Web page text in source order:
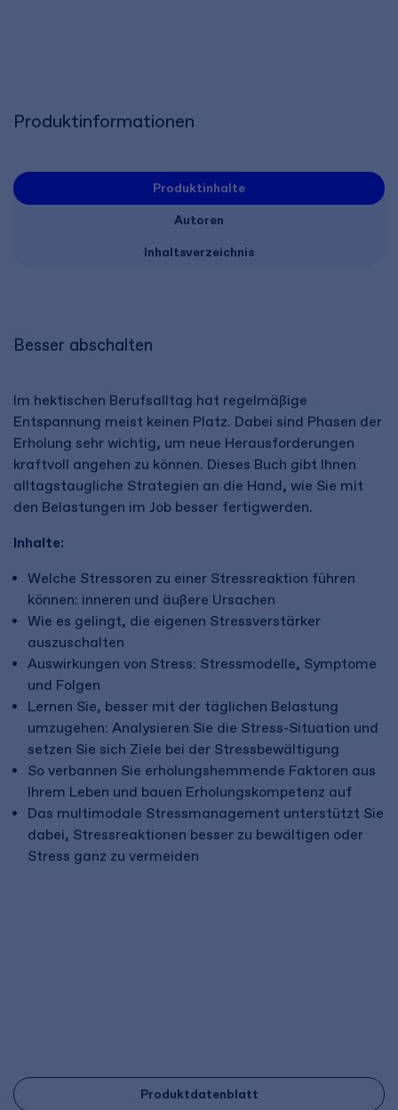
Produktinformationen
Produktinhalte
Autoren
Inhaltsverzeichnis
Besser abschalten
Im hektischen Berufsalltag hat regelmäßige
Entspannung meist keinen Platz. Dabei sind Phasen der
Erholung sehr wichtig, um neue Herausforderungen
kraftvoll angehen zu können. Dieses Buch gibt Ihnen
alltagstaugliche Strategien an die Hand, wie Sie mit
den Belastungen im Job besser fertigwerden.
Inhalte:
Welche Stressoren zu einer Stressreaktion führen
können: inneren und äußere Ursachen
Wie es gelingt, die eigenen Stressverstärker
auszuschalten
Auswirkungen von Stress: Stressmodelle, Symptome
und Folgen
Lernen Sie, besser mit der täglichen Belastung
umzugehen: Analysieren Sie die Stress-Situation und
setzen Sie sich Ziele bei der Stressbewältigung
So verbannen Sie erholungshemmende Faktoren aus
Ihrem Leben und bauen Erholungskompetenz auf
Das multimodale Stressmanagement unterstützt Sie
dabei, Stressreaktionen besser zu bewältigen oder
Stress ganz zu vermeiden
Produktdatenblatt